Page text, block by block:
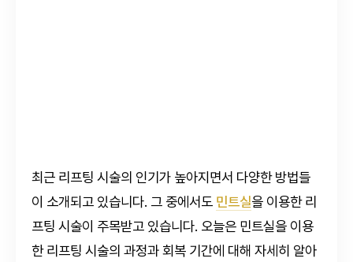
최근 리프팅 시술의 인기가 높아지면서 다양한 방법들
이 소개되고 있습니다. 그 중에서도 민트실을 이용한 리
프팅 시술이 주목받고 있습니다. 오늘은 민트실을 이용
한 리프팅 시술의 과정과 회복 기간에 대해 자세히 알아